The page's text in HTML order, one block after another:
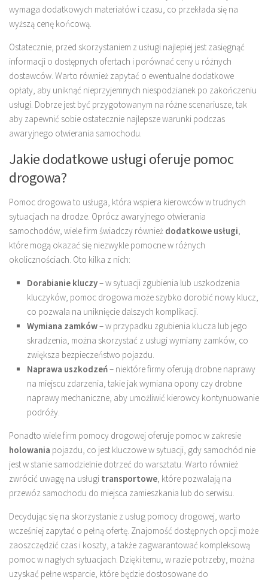
wymaga dodatkowych materiałów i czasu, co przekłada się na
wyższą cenę końcową.
Ostatecznie, przed skorzystaniem z usługi najlepiej jest zasięgnąć
informacji o dostępnych ofertach i porównać ceny u różnych
dostawców. Warto również zapytać o ewentualne dodatkowe
opłaty, aby uniknąć nieprzyjemnych niespodzianek po zakończeniu
usługi. Dobrze jest być przygotowanym na różne scenariusze, tak
aby zapewnić sobie ostatecznie najlepsze warunki podczas
awaryjnego otwierania samochodu.
Jakie dodatkowe usługi oferuje pomoc
drogowa?
Pomoc drogowa to usługa, która wspiera kierowców w trudnych
sytuacjach na drodze. Oprócz awaryjnego otwierania
samochodów, wiele firm świadczy również dodatkowe usługi,
które mogą okazać się niezwykle pomocne w różnych
okolicznościach. Oto kilka z nich:
Dorabianie kluczy– w sytuacji zgubienia lub uszkodzenia
kluczyków, pomoc drogowa może szybko dorobić nowy klucz,
co pozwala na uniknięcie dalszych komplikacji.
Wymiana zamków– w przypadku zgubienia klucza lub jego
skradzenia, można skorzystać z usługi wymiany zamków, co
zwiększa bezpieczeństwo pojazdu.
Naprawa uszkodzeń– niektóre firmy oferują drobne naprawy
na miejscu zdarzenia, takie jak wymiana opony czy drobne
naprawy mechaniczne, aby umożliwić kierowcy kontynuowanie
podróży.
Ponadto wiele firm pomocy drogowej oferuje pomoc w zakresie
holowania pojazdu, co jest kluczowe w sytuacji, gdy samochód nie
jest w stanie samodzielnie dotrzeć do warsztatu. Warto również
zwrócić uwagę na usługi transportowe, które pozwalają na
przewóz samochodu do miejsca zamieszkania lub do serwisu.
Decydując się na skorzystanie z usług pomocy drogowej, warto
wcześniej zapytać o pełną ofertę. Znajomość dostępnych opcji może
zaoszczędzić czas i koszty, a także zagwarantować kompleksową
pomoc w nagłych sytuacjach. Dzięki temu, w razie potrzeby, można
uzyskać pełne wsparcie, które będzie dostosowane do